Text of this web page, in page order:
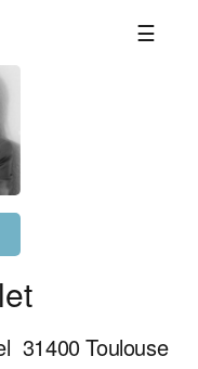
31400 Toulouse